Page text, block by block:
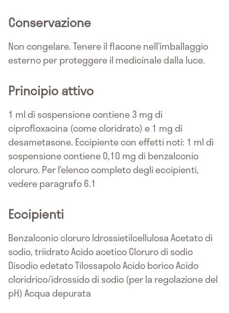
Conservazione
Non congelare. Tenere il flacone nell’imballaggio
esterno per proteggere il medicinale dalla luce.
Principio attivo
1 ml di sospensione contiene 3 mg di
ciprofloxacina (come cloridrato) e 1 mg di
desametasone. Eccipiente con effetti noti: 1 ml di
sospensione contiene 0,10 mg di benzalconio
cloruro. Per l’elenco completo degli eccipienti,
vedere paragrafo 6.1
Eccipienti
Benzalconio cloruro Idrossietilcellulosa Acetato di
sodio, triidrato Acido acetico Cloruro di sodio
Disodio edetato Tilossapolo Acido borico Acido
cloridrico/idrossido di sodio (per la regolazione del
pH) Acqua depurata